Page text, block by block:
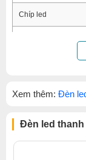
Chíp led
Xem thêm: Đèn
Đèn led